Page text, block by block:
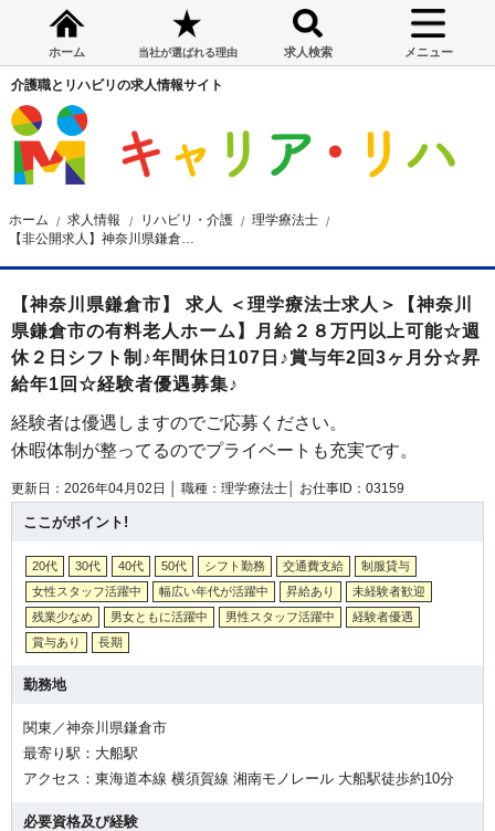
ホーム 当社が選ばれる理由 求人検索 メニュー
介護職とリハビリの求人情報サイト
ホーム 求人情報 リハビリ・介護
理学療法士
【神奈川県鎌倉市】 求人 ＜理学療法士求人＞【神奈川
県鎌倉市の有料老人ホーム】月給２８万円以上可能☆週
休２日シフト制♪年間休日107日♪賞与年2回3ヶ月分☆昇
給年1回☆経験者優遇募集♪
経験者は優遇しますのでご応募ください。
休暇体制が整ってるのでプライベートも充実です。
更新日：2026年04月02日 │ 職種：理学療法士│ お仕事ID：03159
ここがポイント!
20代 30代 40代 50代 シフト勤務 交通費支給
制服貸与
女性スタッフ活躍中
幅広い年代が活躍中 昇給あり
未経験者歓迎
残業少なめ
男女ともに活躍中 男性スタッフ活躍中
経験者優遇
賞与あり
長期
勤務地
関東／神奈川県鎌倉市
最寄り駅：大船駅
アクセス：東海道本線 横須賀線 湘南モノレール 大船駅徒歩約10分
必要資格及び経験